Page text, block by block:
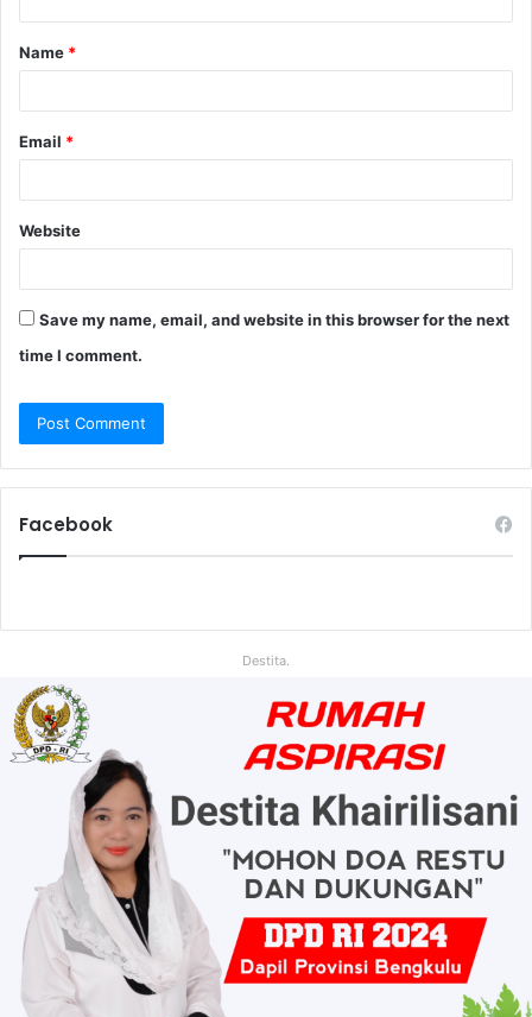
Name *
Email *
Website
Save my name, email, and website in this browser for the next
time I comment.
Facebook
Destita.